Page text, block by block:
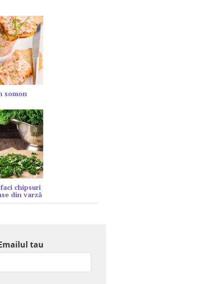
somon
chipsuri
din varză
tau